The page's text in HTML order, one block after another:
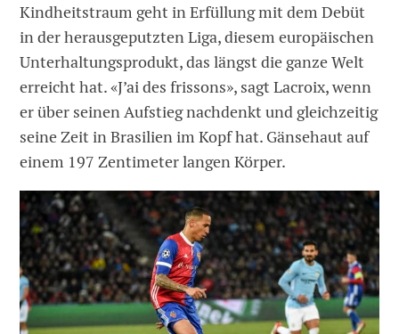
Kindheitstraum geht in Erfüllung mit dem Debüt
in der herausgeputzten Liga, diesem europäischen
Unterhaltungsprodukt, das längst die ganze Welt
erreicht hat. «J’ai des frissons», sagt Lacroix, wenn
er über seinen Aufstieg nachdenkt und gleichzeitig
seine Zeit in Brasilien im Kopf hat. Gänsehaut auf
einem 197 Zentimeter langen Körper.